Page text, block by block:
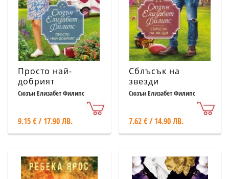
Просто най-
добрият
Сюзън Елизабет Филипс
9.15 € / 17.90 ЛВ.
Сблъсък на
звезди
Сюзън Елизабет Филипс
7.62 € / 14.90 ЛВ.